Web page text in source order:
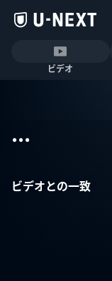
ビデオ
...
ビデオとの一致